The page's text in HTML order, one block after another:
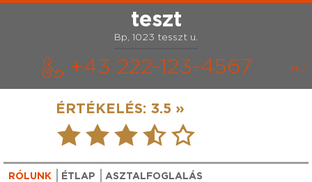
teszt
Bp, 1023 tesszt u.
+43 222-123-4567
ÉRTÉKELÉS: 3.5 »
RÓLUNK ÉTLAP ASZTALFOGLALÁS